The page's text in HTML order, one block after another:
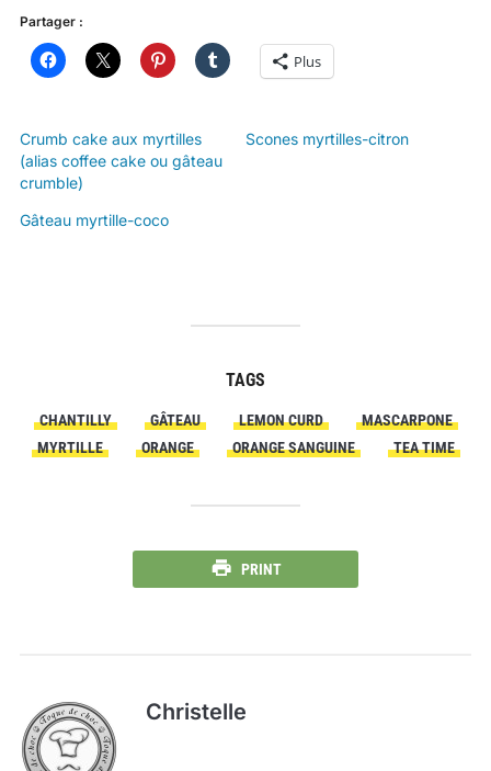
Partager :
Plus
Crumb cake aux myrtilles
(alias coffee cake ou gâteau
crumble)
Scones myrtilles-citron
Gâteau myrtille-coco
TAGS
CHANTILLY GÂTEAU LEMON CURD
MASCARPONE
MYRTILLE
ORANGE ORANGE SANGUINE TEA TIME
PRINT
Christelle